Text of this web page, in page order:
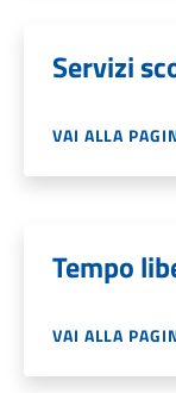
Servizi
VAI ALLA
Tempo
VAI ALLA